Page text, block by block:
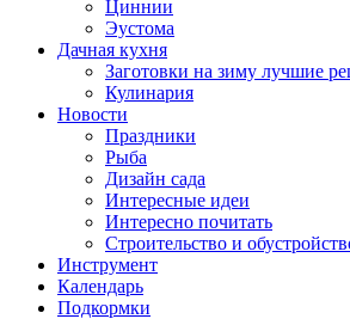
Циннии
Эустома
Дачная кухня
Заготовки на зиму лучшие
Кулинария
Новости
Праздники
Рыба
Дизайн сада
Интересные идеи
Интересно почитать
Строительство и
Инструмент
Календарь
Подкормки